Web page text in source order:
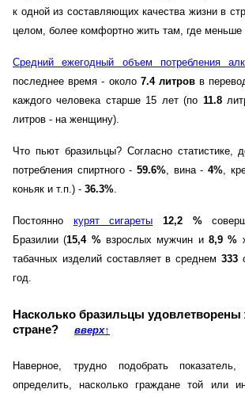
к одной из составляющих качества жизни в
целом, более комфортно жить там, где меньше
Средний ежегодный объем потребления
последнее время - около 7.4 литровв
каждого человека старше 15 лет (по 11.8
литров - на женщину).
Что пьют бразильцы? Согласно статистике,
потребления спиртного - 59.6%, вина - 4%,
коньяк и т.п.) - 36.3%.
Постоянно курят сигареты 12,2 %
Бразилии (15,4 %взрослых мужчин и8,9 %
табачных изделий составляет в среднем 333
год.
Насколько бразильцы
стране? вверх↑
Наверное, трудно подобрать
определить, насколько граждане той или